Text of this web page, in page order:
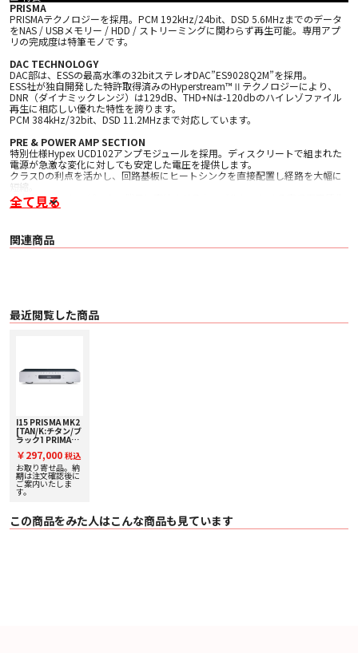
PRISMA
PRISMAテクノロジーを採用。PCM 192kHz/24bit、DSD 5.6MHzまでのデータ
をNAS / USBメモリー / HDD / ストリーミングに関わらず再生可能。専用アプ
リの完成度は特筆モノです。
DAC TECHNOLOGY
DAC部は、ESSの最高水準の32bitステレオDAC”ES9028Q2M”を採用。
ESS社が独自開発した特許取得済みのHyperstream™Ⅱテクノロジーにより、
DNR（ダイナミックレンジ）は129dB、THD+Nは-120dbのハイレゾファイル
再生に相応しい優れた特性を誇ります。
PCM 384kHz/32bit、DSD 11.2MHzまで対応しています。
PRE & POWER AMP SECTION
特別仕様Hypex UCD102アンプモジュールを採用。ディスクリートで組まれた
電源が急激な変化に対しても安定した電圧を提供します。
クラスDの利点を活かし、回路基板にヒートシンクを直接配置し経路を大幅に
短縮。
出力デバイスもスピーカー端子に直結させるケーブルレスとする事で高音質化
を実現しました。
といった事の無い理想的な動作を保証しています。
■ 仕様
〇 THD+N <0.05% , 20Hz-20kHz , 10W at 8Ω
〇 アナログ入力 アンバランス RCA × 1/ 3.5mm stereo jack × 1（D5と併用）
〇 出力インピーダンス アンバランスRCA 150Ω
〇 出力ゲイン プリ/スピーカー – 16.5dB/42.5dB
DAC
〇 DAコンバーター ESS ES9028Q2M
〇 S/N 比 >90dB
〇 デジタル入力
・ TOS-LINK × 3 (192kHz/24bit), COAX × 1 (192kHz/24bit),
・ USB Type-B × 1 (up to 384kHz/32bit; up to DSD256 [11.2MHz])
〇 デジタル出力
全て見る
関連商品
最近閲覧した商品
I15 PRISMA MK2
[TAN/K:チタン/ブ
ラック] PRIMARE
メインアンプ 下取
り査定額20%アッ
プ実施中！
￥297,000 税込
お取り寄せ品。納
期は注文確認後に
ご案内いたしま
す。
この商品をみた人はこんな商品も見ています